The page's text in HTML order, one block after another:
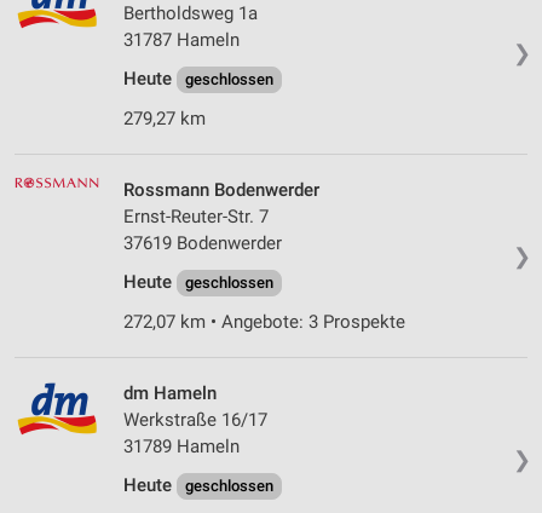
❯
Bertholdsweg 1a
31787 Hameln
Heute
geschlossen
279,27 km
❯
Rossmann Bodenwerder
Ernst-Reuter-Str. 7
37619 Bodenwerder
Heute
geschlossen
272,07 km • Angebote: 3 Prospekte
❯
dm Hameln
Werkstraße 16/17
31789 Hameln
Heute
geschlossen